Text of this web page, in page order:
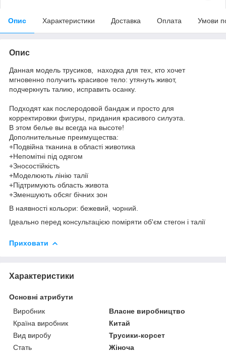
Опис Характеристики Доставка Оплата Умови
Опис
Данная модель трусиков, находка для тех, кто хочет
мгновенно получить красивое тело: утянуть живот,
подчеркнуть талию, исправить осанку.
Подходят как послеродовой бандаж и просто для
корректировки фигуры, придания красивого силуэта.
В этом белье вы всегда на высоте!
Дополнительные преимущества:
+Подвійна тканина в області животика
+Непомітні під одягом
+Зносостійкість
+Моделюють лінію талії
+Підтримують область живота
+Зменшують обсяг бічних зон
В наявності кольори: бежевий, чорний.
Ідеально перед консультацією поміряти об'єм стегон і талії
Приховати
Характеристики
Основні атрибути
Виробник
Власне виробництво
Країна виробник
Китай
Вид виробу
Трусики-корсет
Стать
Жіноча